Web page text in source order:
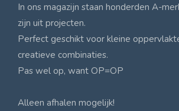
In ons magazijn staan honderden A-
zijn uit projecten.
Perfect geschikt voor kleine
creatieve combinaties.
Pas wel op, want OP=OP
Alleen afhalen mogelijk!